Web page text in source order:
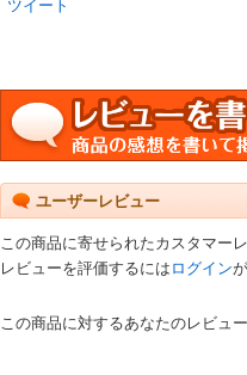
ツイート
ユーザーレビュー
この商品に寄せられたカスタマー
レビューを評価するには ログイン
この商品に対するあなたのレビュ